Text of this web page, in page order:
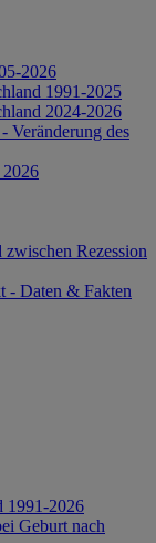
2026
1991-2025
2024-2026
Veränderung des
2026
Rezession
- Daten & Fakten
1991-2026
Geburt nach